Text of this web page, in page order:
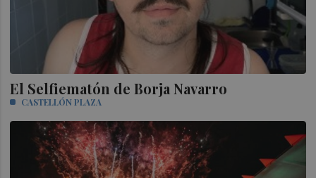
El Selfiematón de Borja Navarro
CASTELLÓN PLAZA